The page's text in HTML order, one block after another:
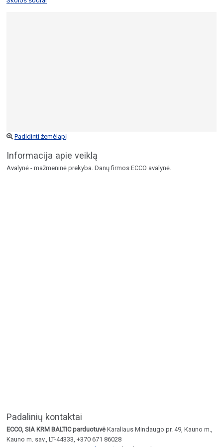
Padidinti žemėlapį
Informacija apie veiklą
Avalynė - mažmeninė prekyba. Danų firmos ECCO avalynė.
Padalinių kontaktai
ECCO, SIA KRM BALTIC parduotuvė Karaliaus Mindaugo pr. 49, Kauno m.,
Kauno m. sav., LT-44333, +370 671 86028